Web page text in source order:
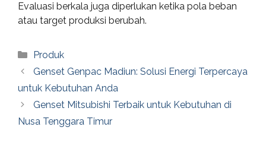
Evaluasi berkala juga diperlukan ketika pola beban
atau target produksi berubah.
Categories
Produk
Genset Genpac Madiun: Solusi Energi Terpercaya
untuk Kebutuhan Anda
Genset Mitsubishi Terbaik untuk Kebutuhan di
Nusa Tenggara Timur